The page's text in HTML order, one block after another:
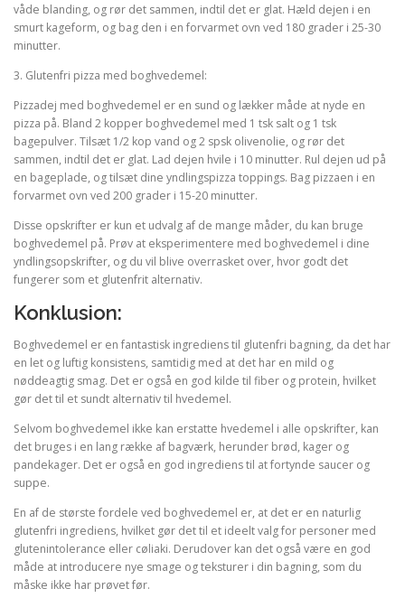
våde blanding, og rør det sammen, indtil det er glat. Hæld dejen i en
smurt kageform, og bag den i en forvarmet ovn ved 180 grader i 25-30
minutter.
3. Glutenfri pizza med boghvedemel:
Pizzadej med boghvedemel er en sund og lækker måde at nyde en
pizza på. Bland 2 kopper boghvedemel med 1 tsk salt og 1 tsk
bagepulver. Tilsæt 1/2 kop vand og 2 spsk olivenolie, og rør det
sammen, indtil det er glat. Lad dejen hvile i 10 minutter. Rul dejen ud på
en bageplade, og tilsæt dine yndlingspizza toppings. Bag pizzaen i en
forvarmet ovn ved 200 grader i 15-20 minutter.
Disse opskrifter er kun et udvalg af de mange måder, du kan bruge
boghvedemel på. Prøv at eksperimentere med boghvedemel i dine
yndlingsopskrifter, og du vil blive overrasket over, hvor godt det
fungerer som et glutenfrit alternativ.
Konklusion:
Boghvedemel er en fantastisk ingrediens til glutenfri bagning, da det har
en let og luftig konsistens, samtidig med at det har en mild og
nøddeagtig smag. Det er også en god kilde til fiber og protein, hvilket
gør det til et sundt alternativ til hvedemel.
Selvom boghvedemel ikke kan erstatte hvedemel i alle opskrifter, kan
det bruges i en lang række af bagværk, herunder brød, kager og
pandekager. Det er også en god ingrediens til at fortynde saucer og
suppe.
En af de største fordele ved boghvedemel er, at det er en naturlig
glutenfri ingrediens, hvilket gør det til et ideelt valg for personer med
glutenintolerance eller cøliaki. Derudover kan det også være en god
måde at introducere nye smage og teksturer i din bagning, som du
måske ikke har prøvet før.